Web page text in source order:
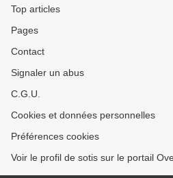
Top articles
Pages
Contact
Signaler un abus
C.G.U.
Cookies et données personnelles
Préférences cookies
Voir le profil de sotis sur le portail